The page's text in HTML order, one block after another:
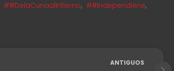
##DelaCunaalInfierno, ##Independiene,
ANTIGUOS